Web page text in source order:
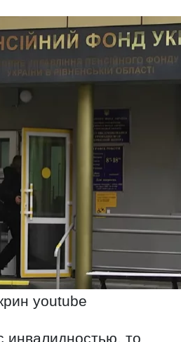
youtube
инвалидностью, то